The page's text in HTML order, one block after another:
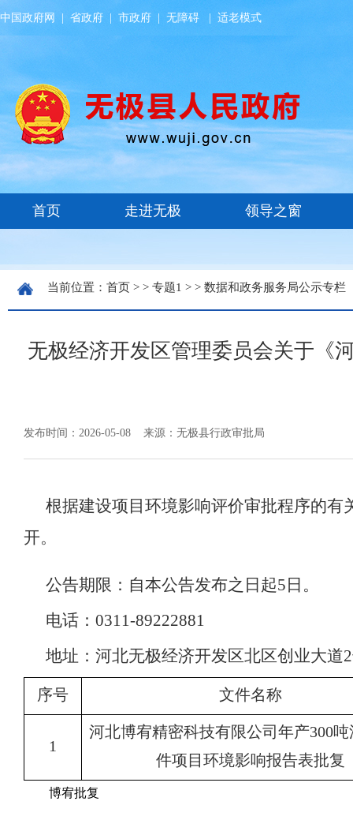
中国政府网 省政府 市政府 无障碍 适老模式
当前位置： 首页 > > 专题1 > > 数据和政务服务局公示专栏
无极经济开发区管理委员会关于《
发布时间：2026-05-08 来源：无极县行政审批局
根据建设项目环境影响评价审批程序的
开。
公告期限：自本公告发布之日起5日。
电话： 0311-89222881
地址： 河北无极经济开发区北区创业大道
序号 文件名称
1
河北博宥精密科技有限公司年产300
件项目 环境影响报告表批复
博宥批复